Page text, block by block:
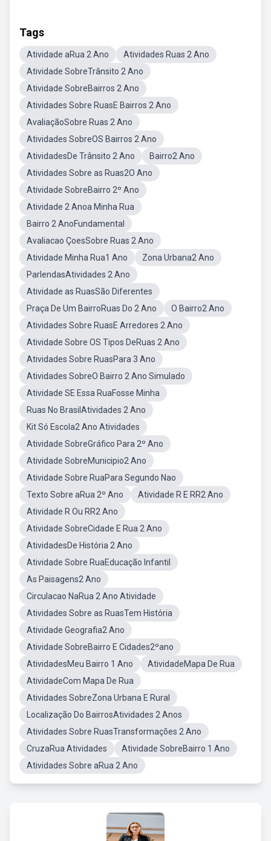
Tags
Atividade aRua 2 Ano
Atividades Ruas 2 Ano
Atividade SobreTrânsito 2 Ano
Atividade SobreBairros 2 Ano
Atividades Sobre RuasE Bairros 2 Ano
AvaliaçãoSobre Ruas 2 Ano
Atividades SobreOS Bairros 2 Ano
AtividadesDe Trânsito 2 Ano
Bairro2 Ano
Atividades Sobre as Ruas2O Ano
Atividade SobreBairro 2º Ano
Atividade 2 Anoa Minha Rua
Bairro 2 AnoFundamental
Avaliacao ÇoesSobre Ruas 2 Ano
Atividade Minha Rua1 Ano
Zona Urbana2 Ano
ParlendasAtividades 2 Ano
Atividade as RuasSão Diferentes
Praça De Um BairroRuas Do 2 Ano
O Bairro2 Ano
Atividades Sobre RuasE Arredores 2 Ano
Atividade Sobre OS Tipos DeRuas 2 Ano
Atividades Sobre RuasPara 3 Ano
Atividades SobreO Bairro 2 Ano Simulado
Atividade SE Essa RuaFosse Minha
Ruas No BrasilAtividades 2 Ano
Kit Só Escola2 Ano Atividades
Atividade SobreGráfico Para 2º Ano
Atividade SobreMunicipio2 Ano
Atividade Sobre RuaPara Segundo Nao
Texto Sobre aRua 2º Ano
Atividade R E RR2 Ano
Atividade R Ou RR2 Ano
Atividade SobreCidade E Rua 2 Ano
AtividadesDe História 2 Ano
Atividade Sobre RuaEducação Infantil
As Paisagens2 Ano
Circulacao NaRua 2 Ano Atividade
Atividades Sobre as RuasTem História
Atividade Geografia2 Ano
Atividade SobreBairro E Cidades2ºano
AtividadesMeu Bairro 1 Ano
AtividadeMapa De Rua
AtividadeCom Mapa De Rua
Atividades SobreZona Urbana E Rural
Localização Do BairrosAtividades 2 Anos
Atividades Sobre RuasTransformações 2 Ano
CruzaRua Atividades
Atividade SobreBairro 1 Ano
Atividades Sobre aRua 2 Ano